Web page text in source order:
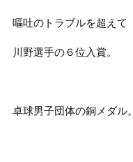
嘔吐のトラブルを超えて
川野選手の６位入賞。
卓球男子団体の銅メダル。